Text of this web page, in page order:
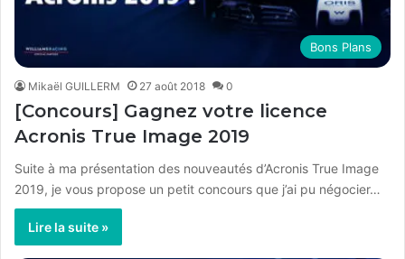
Bons Plans
Mikaël GUILLERM 27 août 2018 0
[Concours] Gagnez votre licence
Acronis True Image 2019
Suite à ma présentation des nouveautés d’Acronis True Image
2019, je vous propose un petit concours que j’ai pu négocier…
Lire la suite »